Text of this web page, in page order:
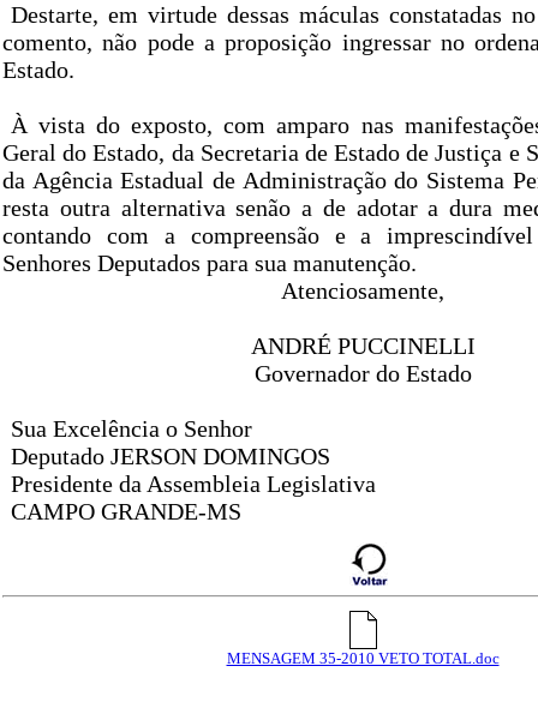
Destarte, em virtude dessas máculas constatadas
comento, não pode a proposição ingressar no
Estado.
À vista do exposto, com amparo nas
Geral do Estado, da Secretaria de Estado de Justiça e
da Agência Estadual de Administração do Sistema
resta outra alternativa senão a de adotar a dura
contando com a compreensão e a imprescindível
Senhores Deputados para sua manutenção.
Atenciosamente,
ANDRÉ PUCCINELLI
Governador do Estado
Sua Excelência o Senhor
Deputado JERSON DOMINGOS
Presidente da Assembleia Legislativa
CAMPO GRANDE-MS
MENSAGEM 35-2010 VETO TOTAL.doc